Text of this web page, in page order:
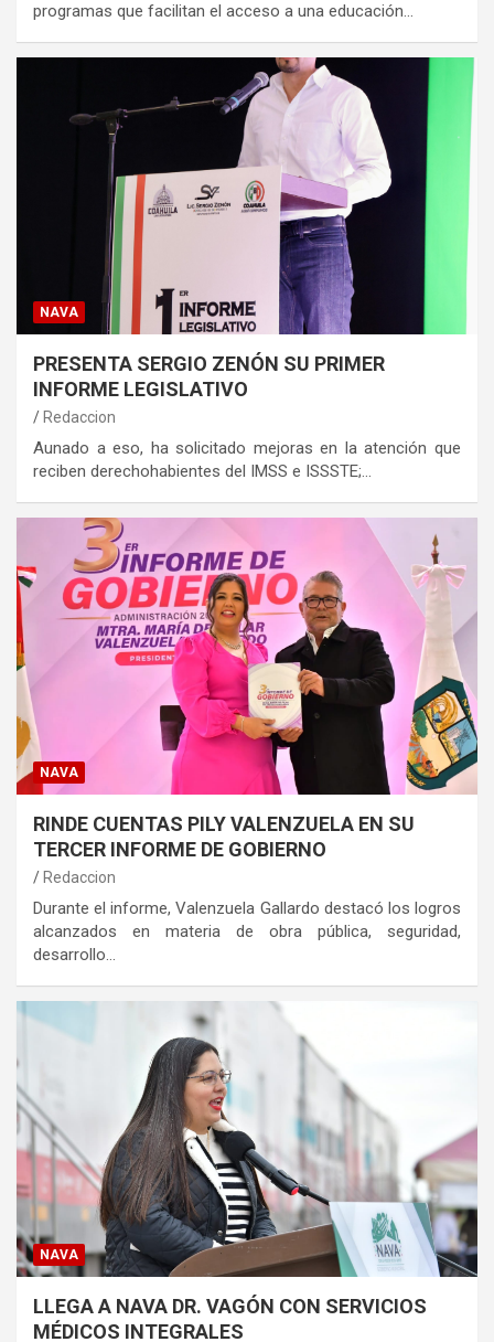
programas que facilitan el acceso a una educación…
NAVA
PRESENTA SERGIO ZENÓN SU PRIMER
INFORME LEGISLATIVO
Redaccion
Aunado a eso, ha solicitado mejoras en la atención que
reciben derechohabientes del IMSS e ISSSTE;…
NAVA
RINDE CUENTAS PILY VALENZUELA EN SU
TERCER INFORME DE GOBIERNO
Redaccion
Durante el informe, Valenzuela Gallardo destacó los logros
alcanzados en materia de obra pública, seguridad,
desarrollo…
NAVA
LLEGA A NAVA DR. VAGÓN CON SERVICIOS
MÉDICOS INTEGRALES